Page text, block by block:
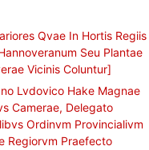
Qvae In Hortis Regiis
Seu Plantae
Vicinis Coluntur]
Lvdovico Hake Magnae
Camerae, Delegato
Ordinvm Provincialivm
Regiorvm Praefecto